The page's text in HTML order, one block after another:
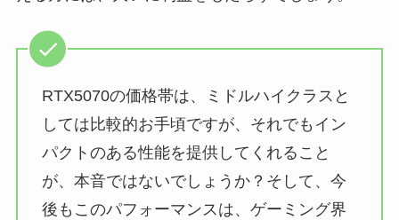
RTX5070の価格帯は、ミドルハイクラスと
しては比較的お手頃ですが、それでもイン
パクトのある性能を提供してくれること
が、本音ではないでしょうか？そして、今
後もこのパフォーマンスは、ゲーミング界